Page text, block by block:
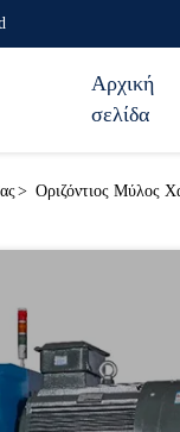
Αρχική
σελίδα
> Οριζόντιος Μύλος